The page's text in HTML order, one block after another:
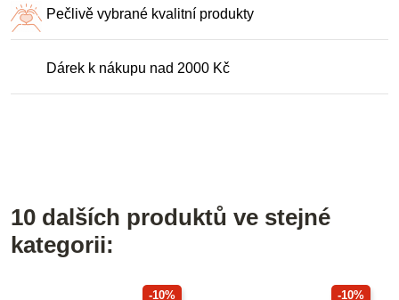
Pečlivě vybrané kvalitní produkty
Dárek k nákupu nad 2000 Kč
10 dalších produktů ve stejné
kategorii:
-10% -10%